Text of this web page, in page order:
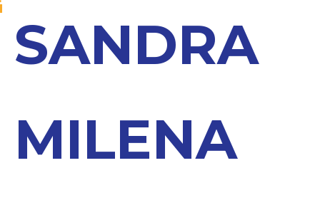
SANDRA
MILENA